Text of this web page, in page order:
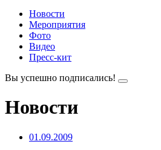
Новости
Мероприятия
Фото
Видео
Пресс-кит
Вы успешно подписались!
Новости
01.09.2009